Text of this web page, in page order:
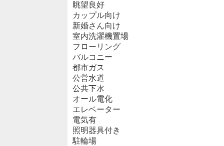
眺望良好
カップル向け
新婚さん向け
室内洗濯機置場
フローリング
バルコニー
都市ガス
公営水道
公共下水
オール電化
エレベーター
電気有
照明器具付き
駐輪場